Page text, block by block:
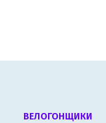
ВЕЛОГОНЩИКИ